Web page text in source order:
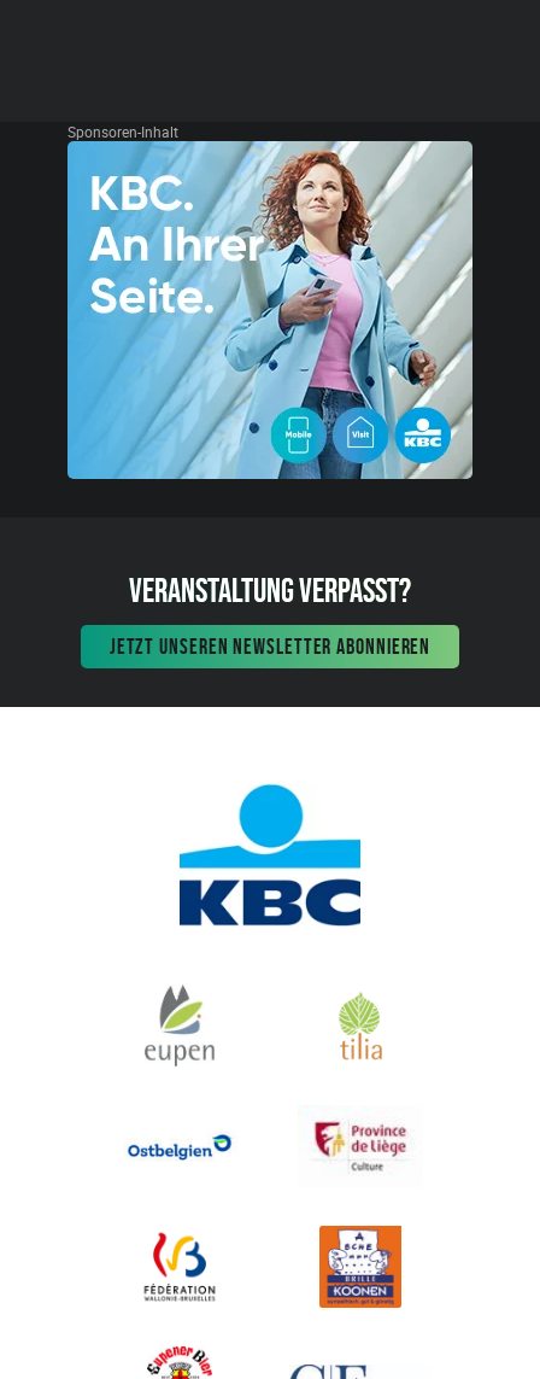
Sponsoren-Inhalt
VERANSTALTUNG VERPASST?
JETZT UNSEREN NEWSLETTER ABONNIEREN